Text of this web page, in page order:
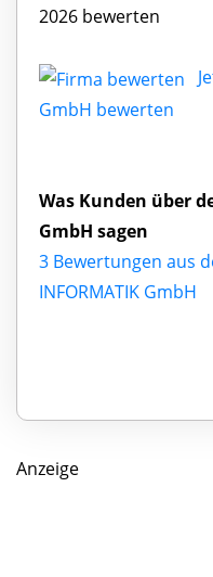
2026 bewerten
GmbH bewerten
Was Kunden über
GmbH sagen
3 Bewertungen aus
INFORMATIK GmbH
Anzeige